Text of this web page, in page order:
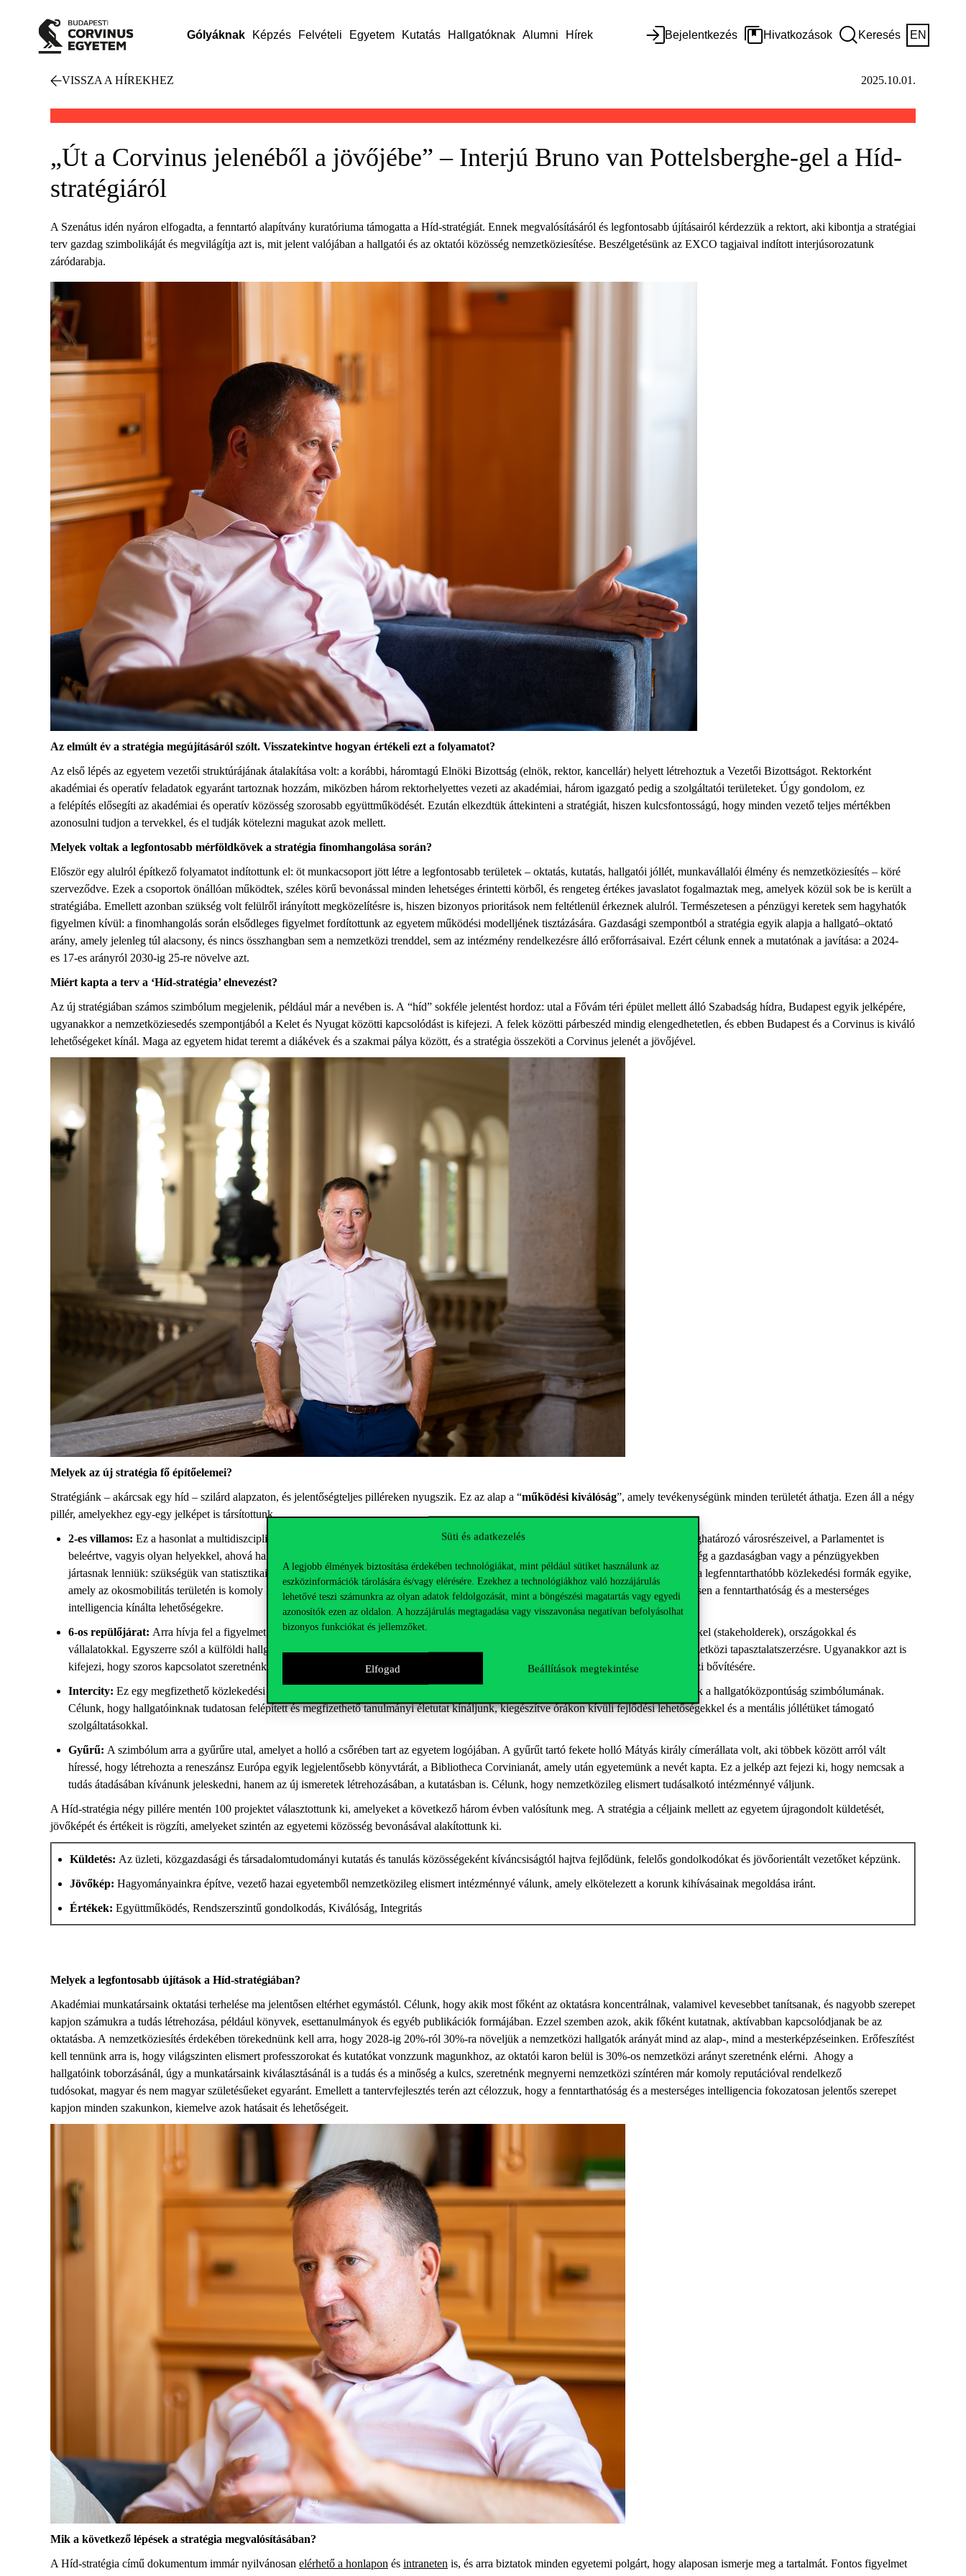
Süti és adatkezelés
A legjobb élmények biztosítása érdekében technológiákat, mint például sütiket használunk az
eszközinformációk tárolására és/vagy elérésére. Ezekhez a technológiákhoz való hozzájárulás
lehetővé teszi számunkra az olyan adatok feldolgozását, mint a böngészési magatartás vagy egyedi
azonosítók ezen az oldalon. A hozzájárulás megtagadása vagy visszavonása negatívan befolyásolhat
bizonyos funkciókat és jellemzőket.
Elfogad Beállítások megtekintése
Gólyáknak Képzés Felvételi Egyetem Kutatás Hallgatóknak Alumni Hírek Bejelentkezés Hivatkozások Keresés EN
VISSZA A HÍREKHEZ 2025.10.01.
„Út a Corvinus jelenéből a jövőjébe” – Interjú Bruno van Pottelsberghe-gel a Híd-
stratégiáról
A Szenátus idén nyáron elfogadta, a fenntartó alapítvány kuratóriuma támogatta a Híd-stratégiát. Ennek megvalósításáról és legfontosabb újításairól kérdezzük a rektort, aki kibontja a stratégiai
terv gazdag szimbolikáját és megvilágítja azt is, mit jelent valójában a hallgatói és az oktatói közösség nemzetköziesítése. Beszélgetésünk az EXCO tagjaival indított interjúsorozatunk
záródarabja.
Az elmúlt év a stratégia megújításáról szólt. Visszatekintve hogyan értékeli ezt a folyamatot?
Az első lépés az egyetem vezetői struktúrájának átalakítása volt: a korábbi, háromtagú Elnöki Bizottság (elnök, rektor, kancellár) helyett létrehoztuk a Vezetői Bizottságot. Rektorként
akadémiai és operatív feladatok egyaránt tartoznak hozzám, miközben három rektorhelyettes vezeti az akadémiai, három igazgató pedig a szolgáltatói területeket. Úgy gondolom, ez
a felépítés elősegíti az akadémiai és operatív közösség szorosabb együttműködését. Ezután elkezdtük áttekinteni a stratégiát, hiszen kulcsfontosságú, hogy minden vezető teljes mértékben
azonosulni tudjon a tervekkel, és el tudják kötelezni magukat azok mellett.
Melyek voltak a legfontosabb mérföldkövek a stratégia finomhangolása során?
Először egy alulról építkező folyamatot indítottunk el: öt munkacsoport jött létre a legfontosabb területek – oktatás, kutatás, hallgatói jóllét, munkavállalói élmény és nemzetköziesítés – köré
szerveződve. Ezek a csoportok önállóan működtek, széles körű bevonással minden lehetséges érintetti körből, és rengeteg értékes javaslatot fogalmaztak meg, amelyek közül sok be is került a
stratégiába. Emellett azonban szükség volt felülről irányított megközelítésre is, hiszen bizonyos prioritások nem feltétlenül érkeznek alulról. Természetesen a pénzügyi keretek sem hagyhatók
figyelmen kívül: a finomhangolás során elsődleges figyelmet fordítottunk az egyetem működési modelljének tisztázására. Gazdasági szempontból a stratégia egyik alapja a hallgató–oktató
arány, amely jelenleg túl alacsony, és nincs összhangban sem a nemzetközi trenddel, sem az intézmény rendelkezésre álló erőforrásaival. Ezért célunk ennek a mutatónak a javítása: a 2024-
es 17-es arányról 2030-ig 25-re növelve azt.
Miért kapta a terv a ‘Híd-stratégia’ elnevezést?
Az új stratégiában számos szimbólum megjelenik, például már a nevében is. A “híd” sokféle jelentést hordoz: utal a Fővám téri épület mellett álló Szabadság hídra, Budapest egyik jelképére,
ugyanakkor a nemzetköziesedés szempontjából a Kelet és Nyugat közötti kapcsolódást is kifejezi. A felek közötti párbeszéd mindig elengedhetetlen, és ebben Budapest és a Corvinus is kiváló
lehetőségeket kínál. Maga az egyetem hidat teremt a diákévek és a szakmai pálya között, és a stratégia összeköti a Corvinus jelenét a jövőjével.
Melyek az új stratégia fő építőelemei?
Stratégiánk – akárcsak egy híd – szilárd alapzaton, és jelentőségteljes pilléreken nyugszik. Ez az alap a “működési kiválóság”, amely tevékenységünk minden területét áthatja. Ezen áll a négy
pillér, amelyekhez egy-egy jelképet is társítottunk.
2-es villamos: Ez a hasonlat a multidiszciplináris szemlélet fontosságát hangsúlyozza. A 2-es villamos összeköti az egyetemet Budapest meghatározó városrészeivel, a Parlamentet is
beleértve, vagyis olyan helyekkel, ahová hallgatóink karrierútja is vezethet. Ahhoz azonban, hogy felelős pozíciókban helytálljanak, nem elég a gazdaságban vagy a pénzügyekben
jártasnak lenniük: szükségük van statisztikai, történelmi, szociológiai, sőt vezetőként akár pszichológiai ismeretekre is. Ráadásul a villamos a legfenntarthatóbb közlekedési formák egyike,
amely az okosmobilitás területén is komoly lehetőségeket rejt. A Corvinus
pedig
ugyanígy törekszik arra, hogy minél több nézőpontból építsen a fenntarthatóság és a mesterséges
intelligencia kínálta lehetőségekre.
6-os repülőjárat: Arra hívja fel a figyelmet, milyen fontos más országok és kultúrák megismerése és kapcsolatot teremteni külső érintettekkel (stakeholderek), országokkal és
vállalatokkal. Egyszerre szól a külföldi hallgatók számának növeléséről és arról, hogy magyar diákjainknak is biztosítsunk lehetőséget nemzetközi tapasztalatszerzésre. Ugyanakkor azt is
kifejezi, hogy szoros kapcsolatot szeretnénk kialakítani a vállalati szektorral, és nyitottak vagyunk akadémiai együttműködéseink nemzetközi bővítésére.
Intercity: Ez egy megfizethető közlekedési forma, amely
ezért választottuk a hallgatóközpontúság szimbólumának.
Célunk, hogy hallgatóinknak tudatosan felépített és megfizethető tanulmányi életutat kínáljunk, kiegészítve órákon kívüli fejlődési lehetőségekkel és a mentális jóllétüket támogató
szolgáltatásokkal.
Gyűrű: A szimbólum arra a gyűrűre utal, amelyet a holló a csőrében tart az egyetem logójában. A gyűrűt tartó fekete holló Mátyás király címerállata volt, aki többek között arról vált
híressé, hogy létrehozta a reneszánsz Európa egyik legjelentősebb könyvtárát, a Bibliotheca Corvinianát, amely után egyetemünk a nevét kapta. Ez a jelkép azt fejezi ki, hogy nemcsak a
tudás átadásában kívánunk jeleskedni, hanem az új ismeretek létrehozásában, a kutatásban is. Célunk, hogy nemzetközileg elismert tudásalkotó intézménnyé váljunk.
A Híd-stratégia négy pillére mentén 100 projektet választottunk ki, amelyeket a következő három évben valósítunk meg. A stratégia a céljaink mellett az egyetem újragondolt küldetését,
jövőképét és értékeit is rögzíti, amelyeket szintén az egyetemi közösség bevonásával alakítottunk ki.
Küldetés: Az üzleti, közgazdasági és társadalomtudományi kutatás és tanulás közösségeként kíváncsiságtól hajtva fejlődünk, felelős gondolkodókat és jövőorientált vezetőket képzünk.
Jövőkép: Hagyományainkra építve, vezető hazai egyetemből nemzetközileg elismert intézménnyé válunk, amely elkötelezett a korunk kihívásainak megoldása iránt.
Értékek: Együttműködés, Rendszerszintű gondolkodás, Kiválóság, Integritás
Melyek a legfontosabb újítások a Híd-stratégiában?
Akadémiai munkatársaink oktatási terhelése ma jelentősen eltérhet egymástól. Célunk, hogy akik most főként az oktatásra koncentrálnak, valamivel kevesebbet tanítsanak, és nagyobb szerepet
kapjon számukra a tudás létrehozása, például könyvek, esettanulmányok és egyéb publikációk formájában. Ezzel szemben azok, akik főként kutatnak, aktívabban kapcsolódjanak be az
oktatásba. A nemzetköziesítés érdekében törekednünk kell arra, hogy 2028-ig 20%-ról 30%-ra növeljük a nemzetközi hallgatók arányát mind az alap-, mind a mesterképzéseinken. Erőfeszítést
kell tennünk arra is, hogy világszinten elismert professzorokat és kutatókat vonzzunk magunkhoz, az oktatói karon belül is 30%-os nemzetközi arányt szeretnénk elérni. Ahogy a
hallgatóink toborzásánál, úgy a munkatársaink kiválasztásánál is a tudás és a minőség a kulcs, szeretnénk megnyerni nemzetközi színtéren már komoly reputációval rendelkező
tudósokat, magyar és nem magyar születésűeket egyaránt. Emellett a tantervfejlesztés terén azt célozzuk, hogy a fenntarthatóság és a mesterséges intelligencia fokozatosan jelentős szerepet
kapjon minden szakunkon, kiemelve azok hatásait és lehetőségeit.
Mik a következő lépések a stratégia megvalósításában?
A Híd-stratégia című dokumentum immár nyilvánosan elérhető a honlapon és intraneten is, és arra biztatok minden egyetemi polgárt, hogy alaposan ismerje meg a tartalmát. Fontos figyelmet